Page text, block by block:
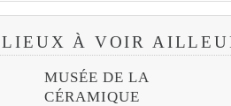
LIEUX À VOIR
MUSÉE DE LA
CÉRAMIQUE